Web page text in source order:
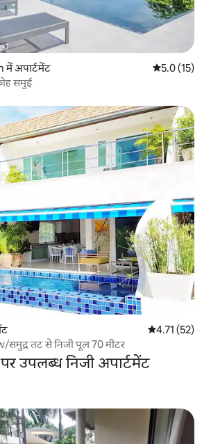
अपार्टमेंट औसत रेटिंग 5
5.0 (15)
समुई
औसत रेटिंग 5 में
4.71 (52)
समुद्र तट से निजी पूल 70 मीटर
उपलब्ध निजी अपार्टमेंट